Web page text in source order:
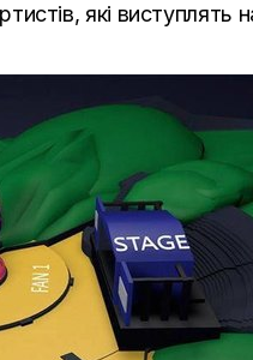
які виступлять